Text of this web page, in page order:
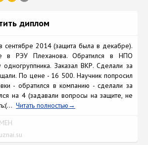
диплом
сентябре 2014 (защита была в декабре).
в РЭУ Плеханова. Обратился в НПО
Заказал ВКР. Сделали за
По цене - 16 500. Научник попросил
- обратился в компанию - сделали за
на 4 (задавали вопросы на защите, не
Читать полностью